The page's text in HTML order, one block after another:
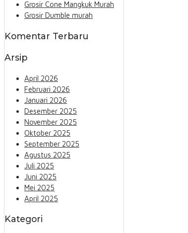
Grosir Cone Mangkuk Murah
Grosir Dumble murah
Komentar Terbaru
Arsip
April 2026
Februari 2026
Januari 2026
Desember 2025
November 2025
Oktober 2025
September 2025
Agustus 2025
Juli 2025
Juni 2025
Mei 2025
April 2025
Kategori